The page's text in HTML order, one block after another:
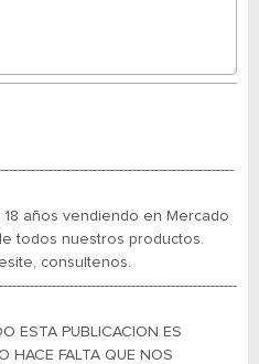
años vendiendo en Mercado
todos nuestros productos.
consultenos.
ESTA PUBLICACION ES
HACE FALTA QUE NOS